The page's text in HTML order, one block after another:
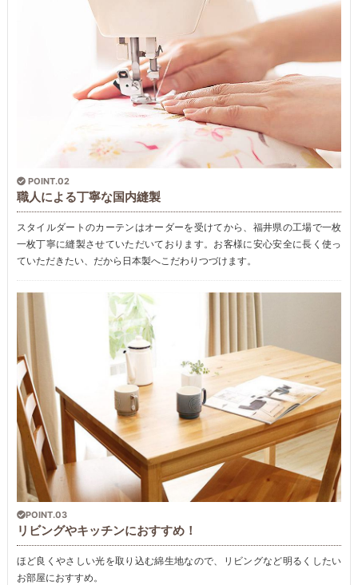
POINT.02
職人による丁寧な国内縫製
スタイルダートのカーテンはオーダーを受けてから、福井県の工場で一枚
一枚丁寧に縫製させていただいております。お客様に安心安全に長く使っ
ていただきたい、だから日本製へこだわりつづけます。
POINT.03
リビングやキッチンにおすすめ！
ほど良くやさしい光を取り込む綿生地なので、リビングなど明るくしたい
お部屋におすすめ。